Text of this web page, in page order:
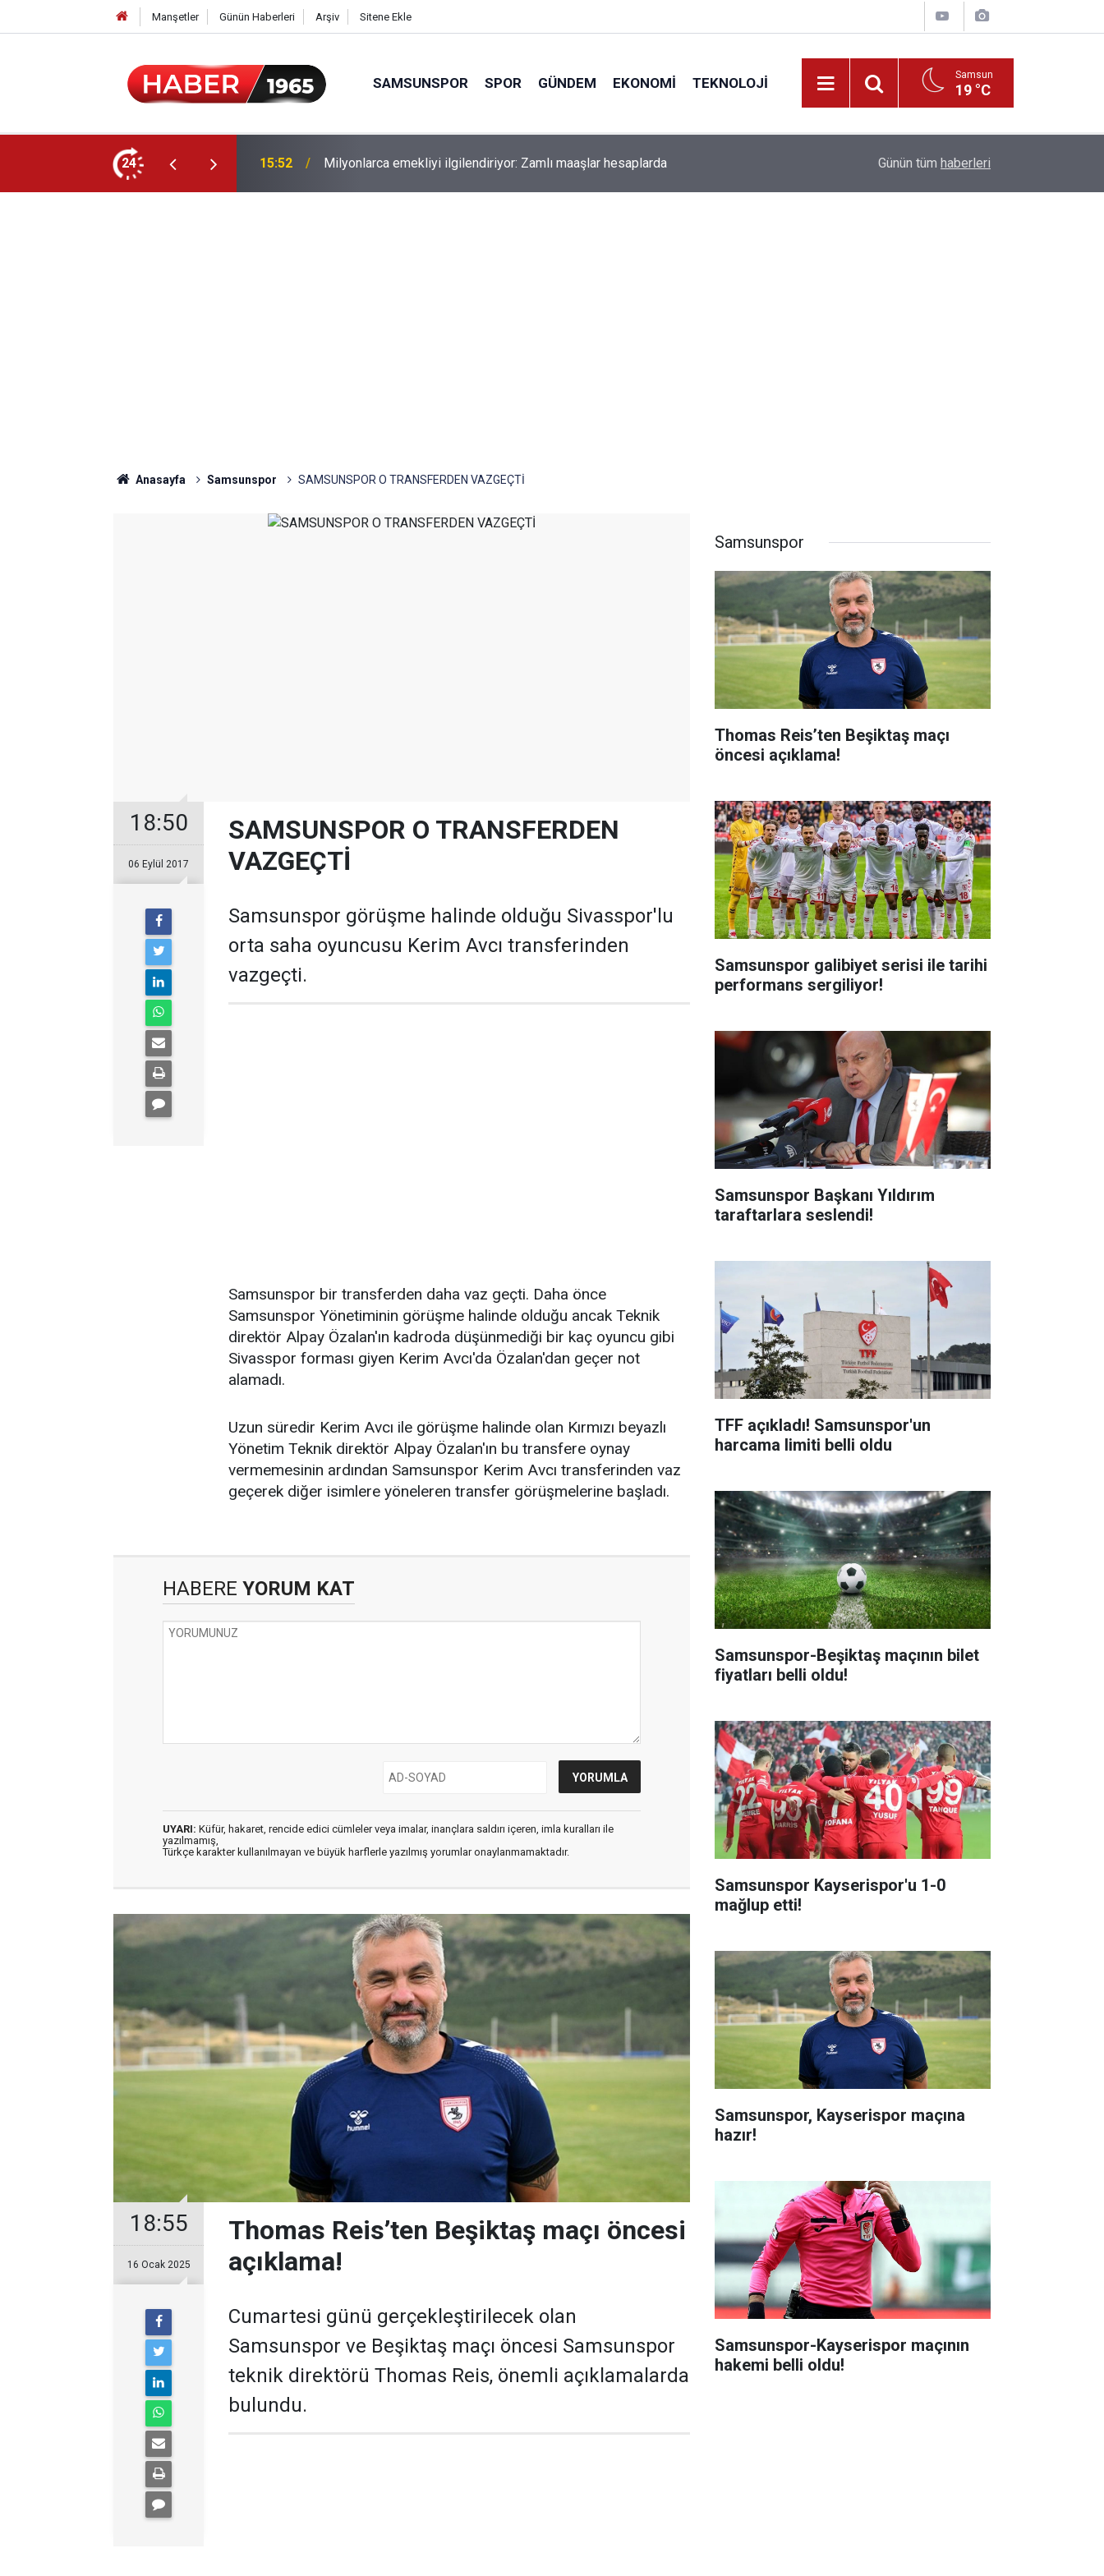
Manşetler Günün Haberleri Arşiv Sitene Ekle
SAMSUNSPOR SPOR GÜNDEM EKONOMI TEKNOLOJI Samsun
19 °C
24 15:52 Milyonlarca emekliyi ilgilendiriyor: Zamlı maaşlar hesaplarda Fahiş fiyatlar nedeniyle işletmelere 101 milyon
Günün tüm haberleri
Anasayfa Samsunspor SAMSUNSPOR O TRANSFERDEN VAZGEÇTİ
18:50
06 Eylül 2017
SAMSUNSPOR O TRANSFERDEN
VAZGEÇTİ
Samsunspor görüşme halinde olduğu Sivasspor'lu
orta saha oyuncusu Kerim Avcı transferinden
vazgeçti.
Samsunspor bir transferden daha vaz geçti. Daha önce
Samsunspor Yönetiminin görüşme halinde olduğu ancak Teknik
direktör Alpay Özalan'ın kadroda düşünmediği bir kaç oyuncu gibi
Sivasspor forması giyen Kerim Avcı'da Özalan'dan geçer not
alamadı.
Uzun süredir Kerim Avcı ile görüşme halinde olan Kırmızı beyazlı
Yönetim Teknik direktör Alpay Özalan'ın bu transfere oynay
vermemesinin ardından Samsunspor Kerim Avcı transferinden vaz
geçerek diğer isimlere yöneleren transfer görüşmelerine başladı.
HABERE YORUM KAT
UYARI: Küfür, hakaret, rencide edici cümleler veya imalar, inançlara saldırı içeren, imla kuralları ile
yazılmamış,
Türkçe karakter kullanılmayan ve büyük harflerle yazılmış yorumlar onaylanmamaktadır.
18:55
16 Ocak 2025
Thomas Reis’ten Beşiktaş maçı öncesi
açıklama!
Cumartesi günü gerçekleştirilecek olan
Samsunspor ve Beşiktaş maçı öncesi Samsunspor
teknik direktörü Thomas Reis, önemli açıklamalarda
bulundu.
Samsunspor
Thomas Reis’ten Beşiktaş maçı
öncesi açıklama!
Samsunspor galibiyet serisi ile tarihi
performans sergiliyor!
Samsunspor Başkanı Yıldırım
taraftarlara seslendi!
TFF açıkladı! Samsunspor'un
harcama limiti belli oldu
Samsunspor-Beşiktaş maçının bilet
fiyatları belli oldu!
Samsunspor Kayserispor'u 1-0
mağlup etti!
Samsunspor, Kayserispor maçına
hazır!
Samsunspor-Kayserispor maçının
hakemi belli oldu!